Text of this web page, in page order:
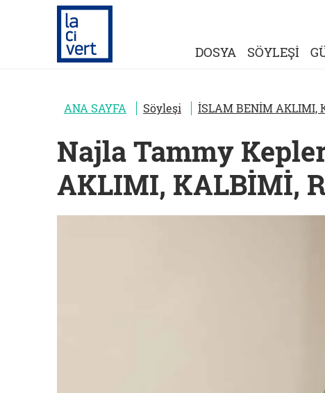
DOSYA SÖYLEŞİ
ANA SAYFA Söyleşi İSLAM BENİM AKLIMI,
Najla Tammy
AKLIMI, KALBİMİ,